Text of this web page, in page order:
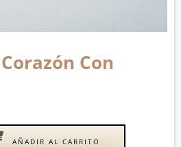
Con
AÑADIR AL CARRITO